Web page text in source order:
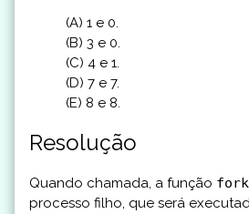
(A) 1 e 0.
(B) 3 e 0.
(C) 4 e 1.
(D) 7 e 7.
(E) 8 e 8.
Resolução
Quando chamada, a função
processo filho, que será